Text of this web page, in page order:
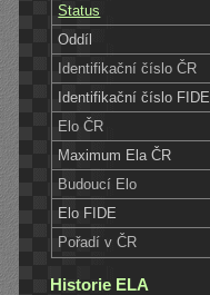
Status
Oddíl
Identifikační číslo ČR
Identifikační číslo FIDE
Elo ČR
Maximum Ela ČR
Budoucí Elo
Elo FIDE
Pořadí v ČR
Historie ELA